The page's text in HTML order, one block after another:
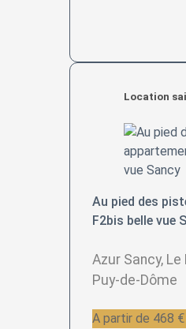
Location
Au pied des
F2bis belle vue
Azur Sancy,
Puy-de-Dôme
A partir de 468